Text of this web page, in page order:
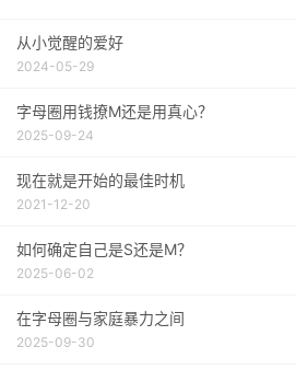
从小觉醒的爱好
2024-05-29
字母圈用钱撩M还是用真心？
2025-09-24
现在就是开始的最佳时机
2021-12-20
如何确定自己是S还是M？
2025-06-02
在字母圈与家庭暴力之间
2025-09-30